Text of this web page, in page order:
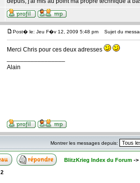
Post� le: Jeu F�v 12, 2009 5:48 pm Sujet du
Merci Chris pour ces deux adresses
Alain
Montrer les messages depuis:
BlitzKrieg Index du Forum->
2